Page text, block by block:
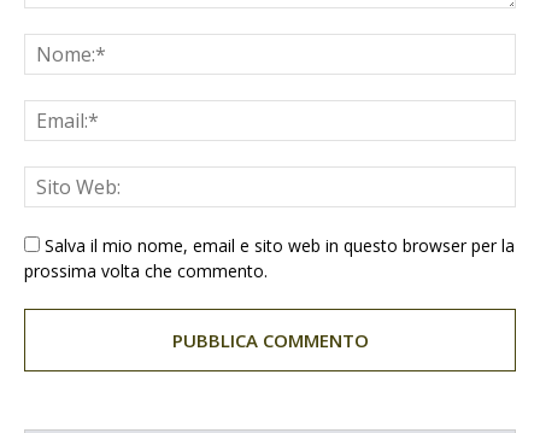
Salva il mio nome, email e sito web in questo browser per la
prossima volta che commento.